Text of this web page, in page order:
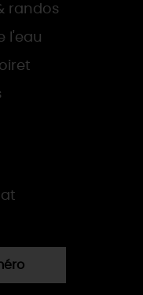
randos
l'eau